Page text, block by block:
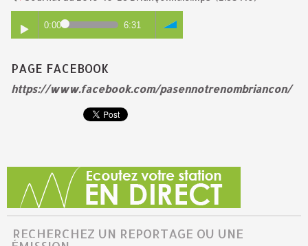
0:00 6:31
PAGE FACEBOOK
https://www.facebook.com/pasennotrenombriancon/
RECHERCHEZ UN REPORTAGE OU UNE